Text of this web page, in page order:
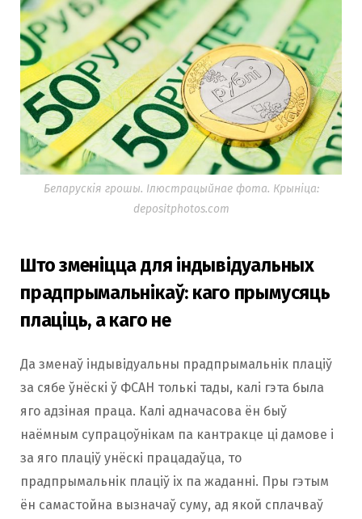
Беларускія грошы. Ілюстрацыйнае фота. Крыніца:
depositphotos.com
Што зменіцца для індывідуальных
прадпрымальнікаў: каго прымусяць
плаціць, а каго не
Да зменаў індывідуальны прадпрымальнік плаціў
за сябе ўнёскі ў ФСАН толькі тады, калі гэта была
яго адзіная праца. Калі адначасова ён быў
наёмным супрацоўнікам па кантракце ці дамове і
за яго плаціў унёскі працадаўца, то
прадпрымальнік плаціў іх па жаданні. Пры гэтым
ён самастойна вызначаў суму, ад якой сплачваў